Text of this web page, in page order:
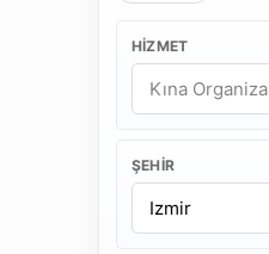
HIZMET
ŞEHIR